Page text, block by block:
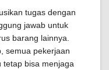
tugas dengan
jawab untuk
barang lainnya.
semua pekerjaan
tetap bisa menjaga